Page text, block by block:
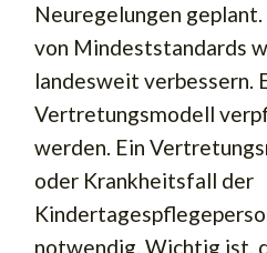
Neuregelungen geplant.
von Mindeststandards
landesweit verbessern.
Vertretungsmodell
werden. Ein
oder Krankheitsfall der
notwendig. Wichtig ist,